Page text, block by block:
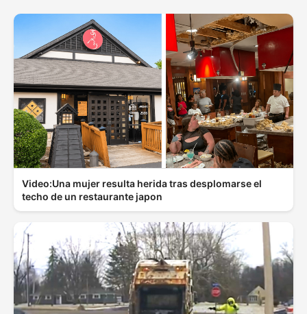
Video:Una mujer resulta herida tras desplomarse el
techo de un restaurante japon